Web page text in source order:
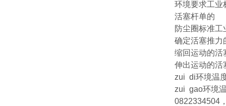
环境要求工业
活塞杆单的
防尘圈标准工
确定活塞推力
缩回运动的活
伸出运动的活
zui di环境温
zui gao环境
0822334504